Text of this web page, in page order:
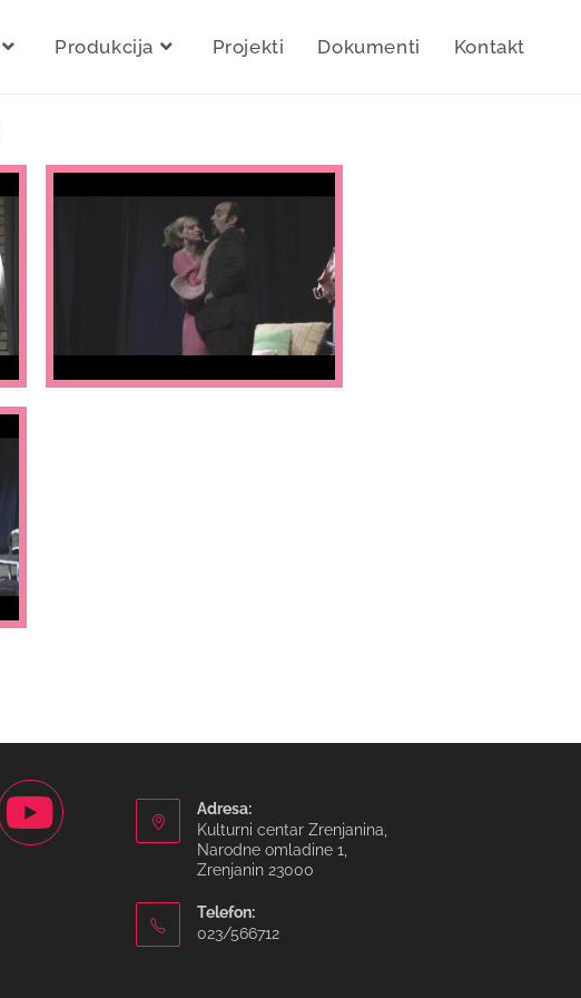
Produkcija Projekti Dokumenti Kontakt
Adresa:
Kulturni centar Zrenjanina,
Narodne omladine 1,
Zrenjanin 23000
Telefon:
023/566712